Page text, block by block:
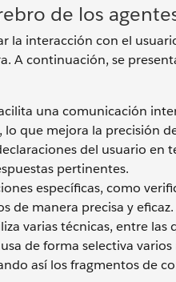
de los
la interacción con el
A continuación, se
una comunicación
que mejora la precisión
del usuario en
pertinentes.
específicas, como
de manera precisa y eficaz.
varias técnicas, entre las
de forma selectiva
así los fragmentos de